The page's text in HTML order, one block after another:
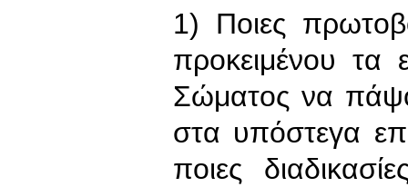
1) Ποιες
προκειμένου τα
Σώματος να
στα υπόστεγα
ποιες